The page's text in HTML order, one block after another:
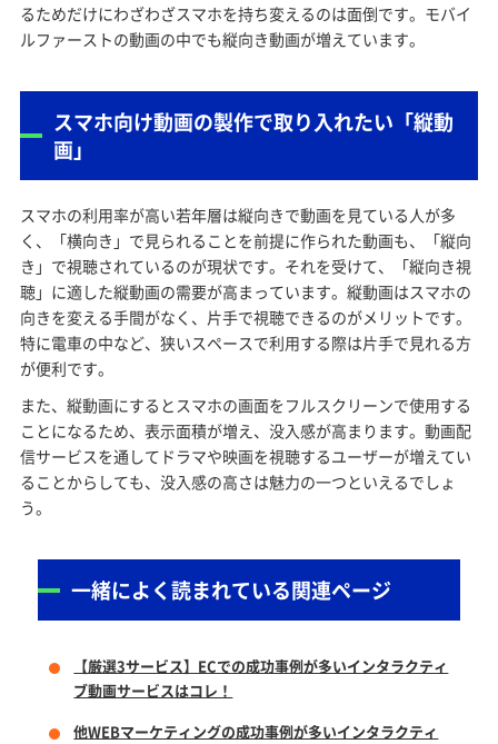
るためだけにわざわざスマホを持ち変えるのは面倒です。モバイ
ルファーストの動画の中でも縦向き動画が増えています。
スマホ向け動画の製作で取り入れたい「縦動
画」
スマホの利用率が高い若年層は縦向きで動画を見ている人が多
く、「横向き」で見られることを前提に作られた動画も、「縦向
き」で視聴されているのが現状です。それを受けて、「縦向き視
聴」に適した縦動画の需要が高まっています。縦動画はスマホの
向きを変える手間がなく、片手で視聴できるのがメリットです。
特に電車の中など、狭いスペースで利用する際は片手で見れる方
が便利です。
また、縦動画にするとスマホの画面をフルスクリーンで使用する
ことになるため、表示面積が増え、没入感が高まります。動画配
信サービスを通してドラマや映画を視聴するユーザーが増えてい
ることからしても、没入感の高さは魅力の一つといえるでしょ
う。
一緒によく読まれている関連ページ
【厳選3サービス】ECでの成功事例が多いインタラクティ
ブ動画サービスはコレ！
他WEBマーケティングの成功事例が多いインタラクティ